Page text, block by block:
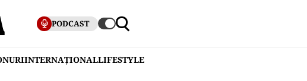
PODCAST
INTERNAȚIONALLIFESTYLE